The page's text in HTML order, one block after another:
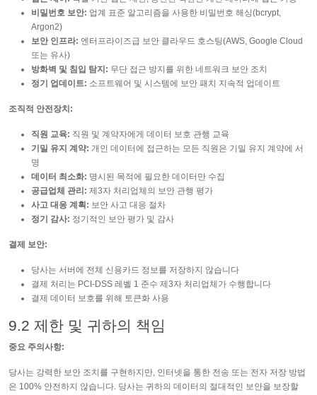
비밀번호 보안: 업계 표준 알고리즘을 사용한 비밀번호 해싱(bcrypt,
Argon2)
보안 인프라: 엔터프라이즈급 보안 클라우드 호스팅(AWS, Google Cloud
또는 유사)
방화벽 및 침입 탐지: 무단 접근 방지를 위한 네트워크 보안 조치
정기 업데이트: 소프트웨어 및 시스템에 보안 패치 지속적 업데이트
조직적 안전장치:
직원 교육: 직원 및 계약자에게 데이터 보호 관행 교육
기밀 유지 계약: 개인 데이터에 접근하는 모든 직원은 기밀 유지 계약에 서
명
데이터 최소화: 명시된 목적에 필요한 데이터만 수집
공급업체 관리: 제3자 처리업체의 보안 관행 평가
사고 대응 계획: 보안 사고 대응 절차
정기 감사: 정기적인 보안 평가 및 감사
결제 보안:
당사는 서버에 전체 신용카드 정보를 저장하지 않습니다
결제 처리는 PCI-DSS 레벨 1 준수 제3자 처리업체가 수행합니다
결제 데이터 보호를 위해 토큰화 사용
9.2 제한 및 귀하의 책임
중요 주의사항:
당사는 강력한 보안 조치를 구현하지만, 인터넷을 통한 전송 또는 전자 저장 방법
은 100% 안전하지 않습니다. 당사는 귀하의 데이터의 절대적인 보안을 보장할